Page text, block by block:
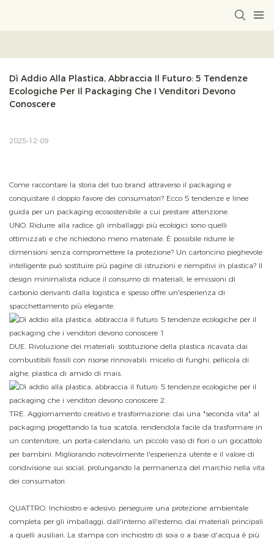
Dì Addio Alla Plastica, Abbraccia Il Futuro: 5 Tendenze
Ecologiche Per Il Packaging Che I Venditori Devono
Conoscere
2025-12-09
Come raccontare la storia del tuo brand attraverso il packaging e
conquistare il doppio favore dei consumatori? Ecco 5 tendenze e linee
guida per un packaging ecosostenibile a cui prestare attenzione.
UNO. Ridurre alla radice: gli imballaggi più ecologici sono quelli
ottimizzati e che richiedono meno materiale. È possibile ridurre le
dimensioni senza compromettere la protezione? Un cartoncino pieghevole
intelligente può sostituire più pagine di istruzioni e riempitivi in ​​plastica? Il
design minimalista riduce il consumo di materiali, le emissioni di
carbonio derivanti dalla logistica e spesso offre un'esperienza di
spacchettamento più elegante.
DUE. Rivoluzione dei materiali: sostituzione della plastica ricavata dai
combustibili fossili con risorse rinnovabili: micelio di funghi, pellicola di
alghe, plastica di amido di mais.
TRE. Aggiornamento creativo e trasformazione: dai una "seconda vita" al
packaging progettando la tua scatola, rendendola facile da trasformare in
un contenitore, un porta-calendario, un piccolo vaso di fiori o un giocattolo
per bambini. Migliorando notevolmente l'esperienza utente e il valore di
condivisione sui social, prolungando la permanenza del marchio nella vita
dei consumatori.
QUATTRO. Inchiostro e adesivo: perseguire una protezione ambientale
completa per gli imballaggi, dall'interno all'esterno, dai materiali principali
a quelli ausiliari. La stampa con inchiostro di soia o a base d'acqua è più